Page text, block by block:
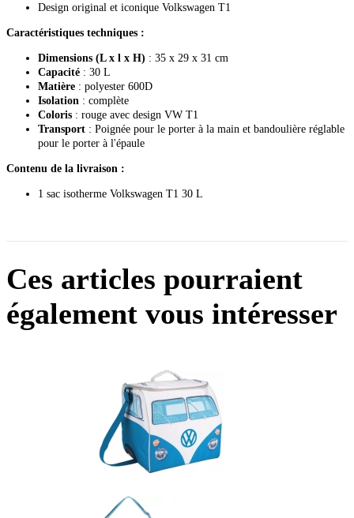
Design original et iconique Volkswagen T1
Caractéristiques techniques :
Dimensions (L x l x H) : 35 x 29 x 31 cm
Capacité : 30 L
Matière : polyester 600D
Isolation : complète
Coloris : rouge avec design VW T1
Transport : Poignée pour le porter à la main et bandoulière réglable
pour le porter à l'épaule
Contenu de la livraison :
1 sac isotherme Volkswagen T1 30 L
Ces articles pourraient
également vous intéresser